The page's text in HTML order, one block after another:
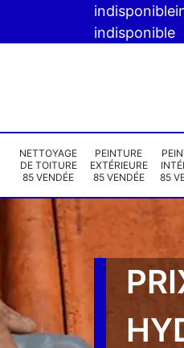
indisponible
indisponible
NETTOYAGE
DE TOITURE
85 VENDÉE
PEINTURE
EXTÉRIEURE
85 VENDÉE
85